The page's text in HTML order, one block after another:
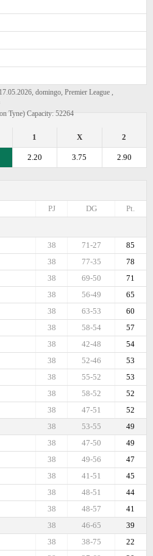
domingo, Premier League ,
Tyne) Capacity: 52264
2
X
1
2.90
3.75
2.20
Pt.
DG
PJ
85
71-27
38
78
77-35
38
71
69-50
38
65
56-49
38
60
63-53
38
57
58-54
38
54
42-48
38
53
52-46
38
53
55-52
38
52
58-52
38
52
47-51
38
49
53-55
38
49
47-50
38
47
49-56
38
45
41-51
38
44
48-51
38
41
48-57
38
39
46-65
38
22
38-75
38